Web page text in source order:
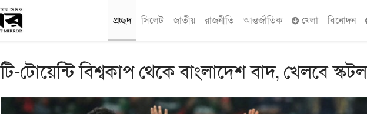
প্রচ্ছদ সিলেট জাতীয় রাজনীতি আন্তর্জাতিক খেলা বিনোদন
টি-টোয়েন্টি বিশ্বকাপ থেকে বাংলাদেশ বাদ, খেলবে